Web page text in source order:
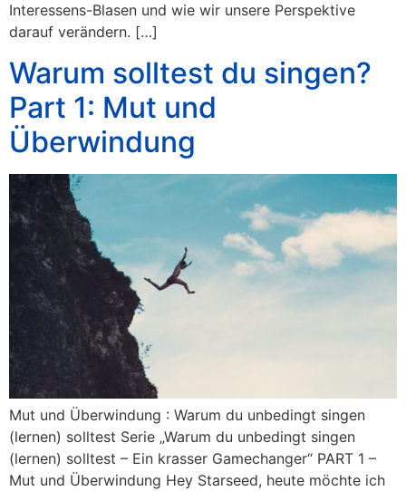
Interessens-Blasen und wie wir unsere Perspektive
darauf verändern. […]
Warum solltest du singen?
Part 1: Mut und
Überwindung
Mut und Überwindung : Warum du unbedingt singen
(lernen) solltest Serie „Warum du unbedingt singen
(lernen) solltest – Ein krasser Gamechanger“ PART 1 –
Mut und Überwindung Hey Starseed, heute möchte ich